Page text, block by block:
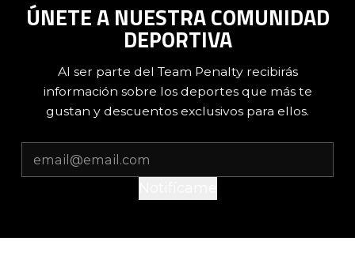
ÚNETE A NUESTRA COMUNIDAD
DEPORTIVA
Al ser parte del Team Penalty recibirás
información sobre los deportes que más te
gustan y descuentos exclusivos para ellos.